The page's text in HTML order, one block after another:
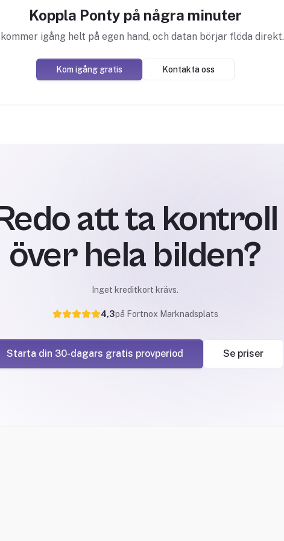
Koppla Ponty på några minuter
igång helt på egen hand, och datan börjar flöda direkt.
Kom igång gratis Kontakta oss
att ta kontroll
över hela bilden?
Inget kreditkort krävs.
4,3på Fortnox Marknadsplats
Starta din 30-dagars gratis provperiod Se priser